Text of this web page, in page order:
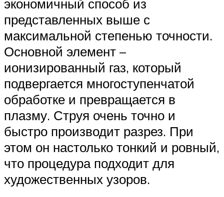
экономичный способ из
представленных выше с
максимальной степенью точности.
Основной элемент –
ионизированный газ, который
подвергается многоступенчатой
обработке и превращается в
плазму. Струя очень точно и
быстро производит разрез. При
этом он настолько тонкий и ровный,
что процедура подходит для
художественных узоров.